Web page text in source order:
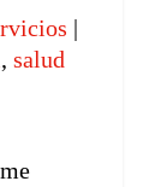
|
, salud